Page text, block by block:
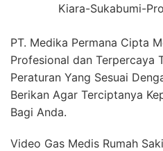
Kiara-Sukabumi-
PT. Medika Permana Cipta
Profesional dan Terpercaya
Peraturan Yang Sesuai
Berikan Agar Terciptanya
Bagi Anda.
Video Gas Medis Rumah